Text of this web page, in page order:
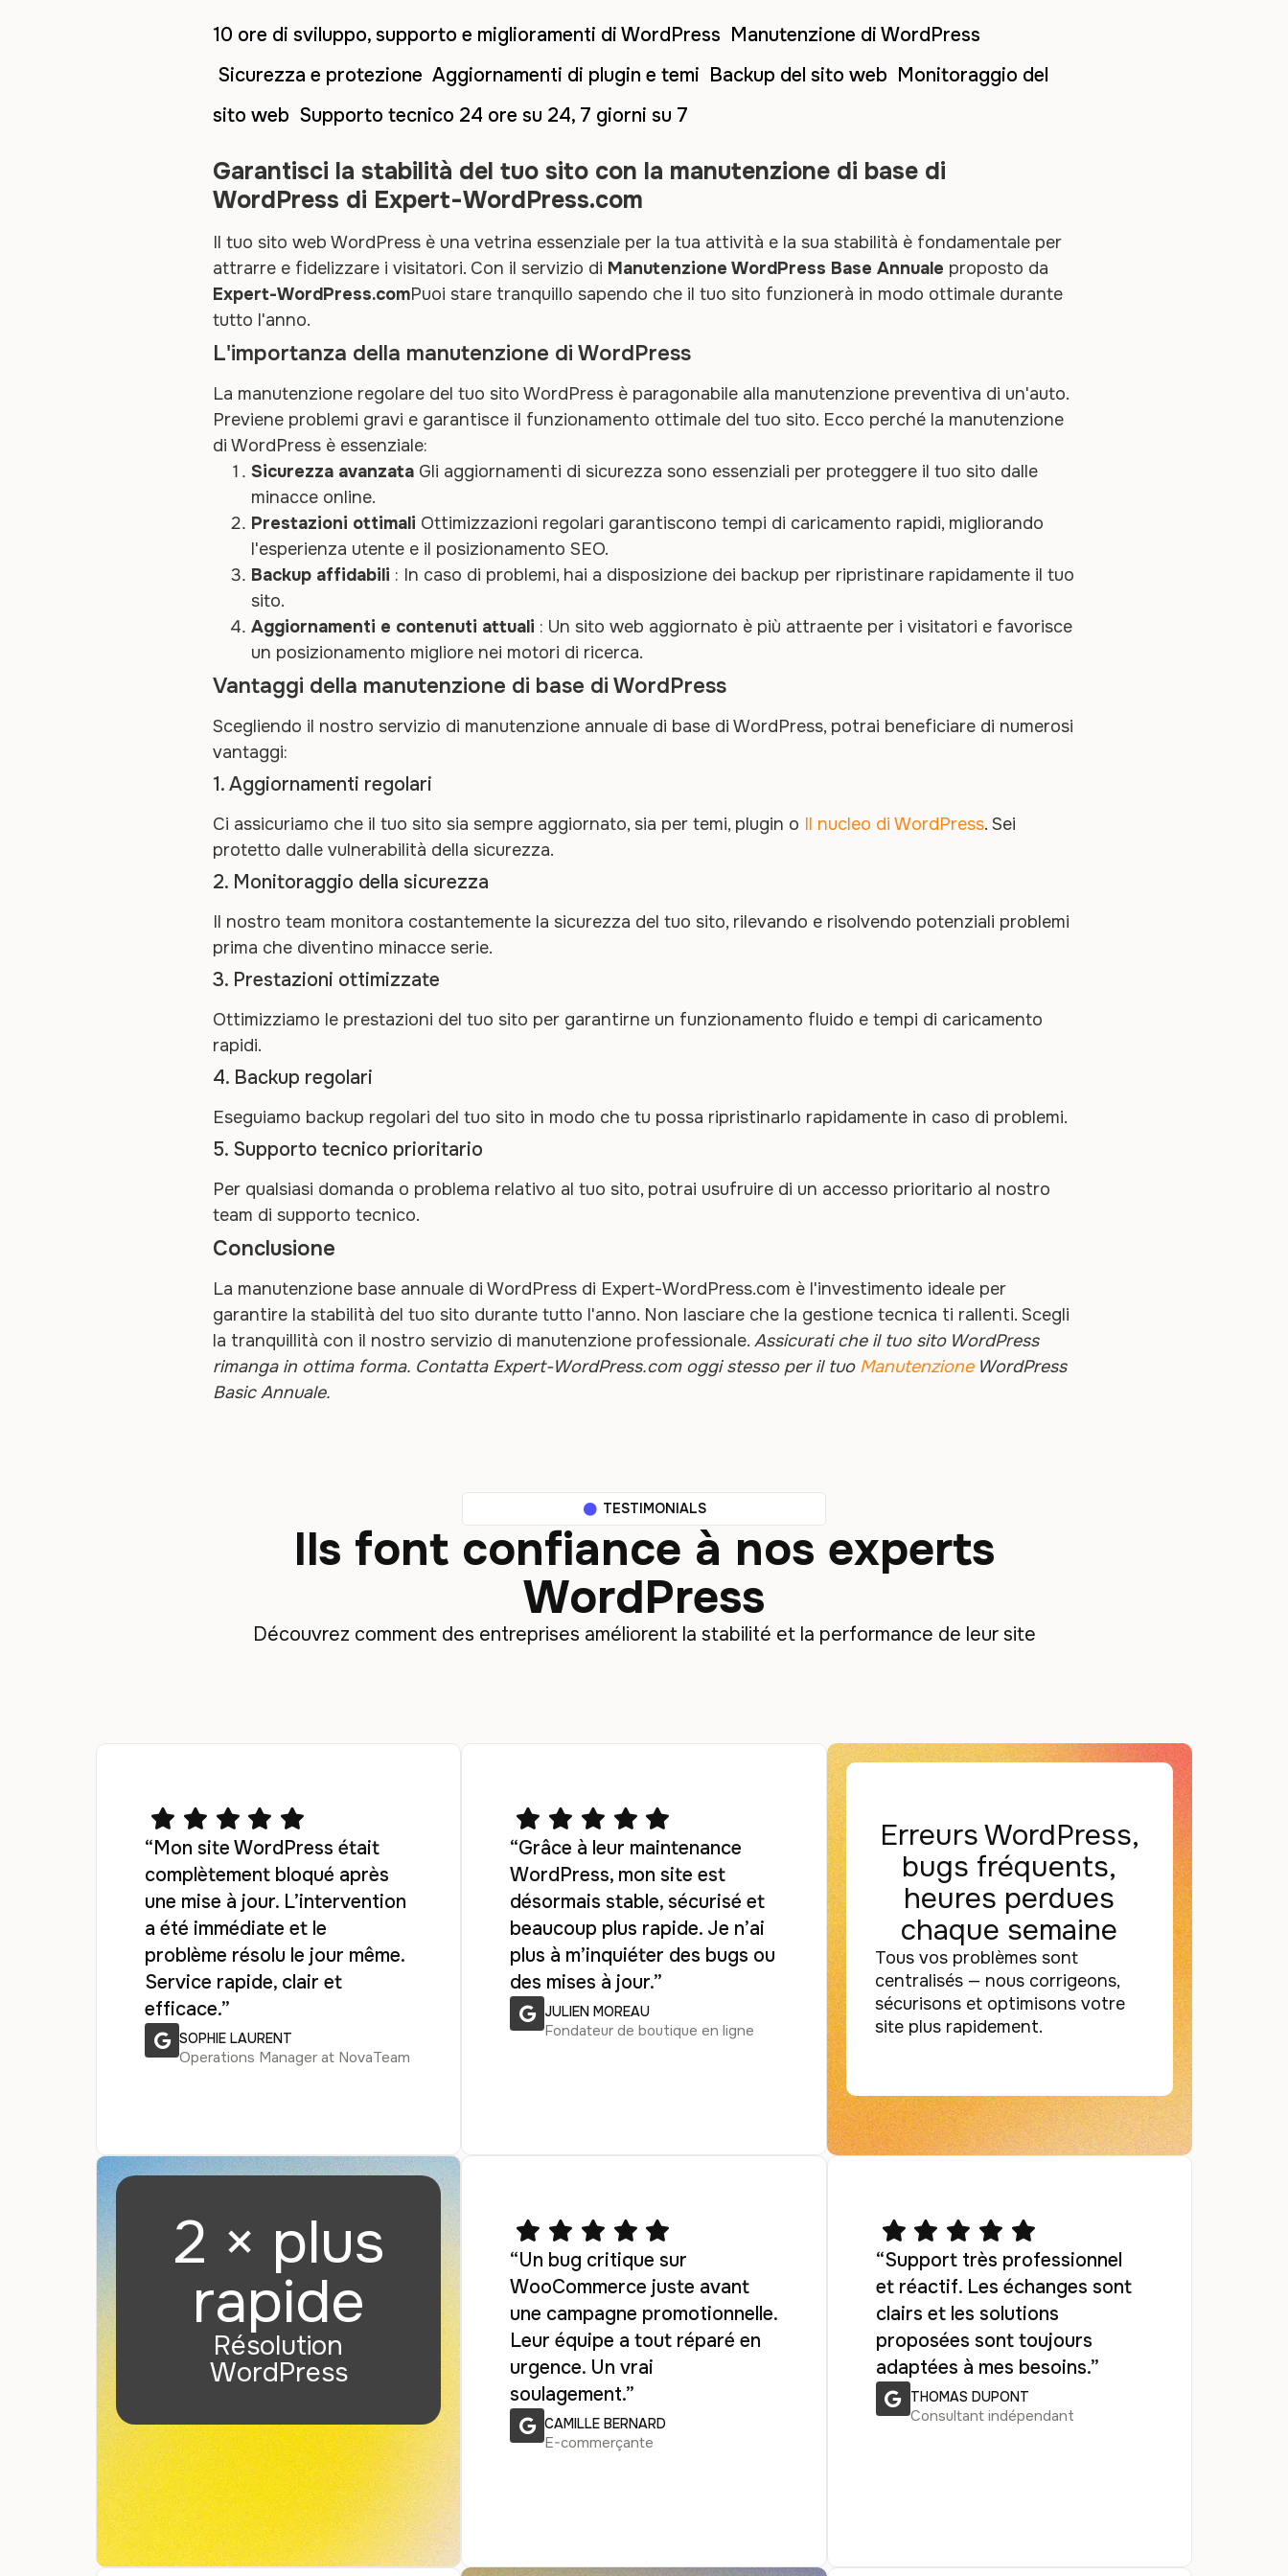
10 ore di sviluppo, supporto e miglioramenti di WordPress Manutenzione di WordPress
Sicurezza e protezione Aggiornamenti di plugin e temi Backup del sito web Monitoraggio del
sito web Supporto tecnico 24 ore su 24, 7 giorni su 7
Garantisci la stabilità del tuo sito con la manutenzione di base di
WordPress di Expert-WordPress.com
Il tuo sito web WordPress è una vetrina essenziale per la tua attività e la sua stabilità è fondamentale per
attrarre e fidelizzare i visitatori. Con il servizio di Manutenzione WordPress Base Annuale proposto da
Expert-WordPress.comPuoi stare tranquillo sapendo che il tuo sito funzionerà in modo ottimale durante
tutto l'anno.
L'importanza della manutenzione di WordPress
La manutenzione regolare del tuo sito WordPress è paragonabile alla manutenzione preventiva di un'auto.
Previene problemi gravi e garantisce il funzionamento ottimale del tuo sito. Ecco perché la manutenzione
di WordPress è essenziale:
Sicurezza avanzata Gli aggiornamenti di sicurezza sono essenziali per proteggere il tuo sito dalle
minacce online.
Prestazioni ottimali Ottimizzazioni regolari garantiscono tempi di caricamento rapidi, migliorando
l'esperienza utente e il posizionamento SEO.
Backup affidabili : In caso di problemi, hai a disposizione dei backup per ripristinare rapidamente il tuo
sito.
Aggiornamenti e contenuti attuali : Un sito web aggiornato è più attraente per i visitatori e favorisce
un posizionamento migliore nei motori di ricerca.
Vantaggi della manutenzione di base di WordPress
Scegliendo il nostro servizio di manutenzione annuale di base di WordPress, potrai beneficiare di numerosi
vantaggi:
1. Aggiornamenti regolari
Ci assicuriamo che il tuo sito sia sempre aggiornato, sia per temi, plugin o Il nucleo di WordPress. Sei
protetto dalle vulnerabilità della sicurezza.
2. Monitoraggio della sicurezza
Il nostro team monitora costantemente la sicurezza del tuo sito, rilevando e risolvendo potenziali problemi
prima che diventino minacce serie.
3. Prestazioni ottimizzate
Ottimizziamo le prestazioni del tuo sito per garantirne un funzionamento fluido e tempi di caricamento
rapidi.
4. Backup regolari
Eseguiamo backup regolari del tuo sito in modo che tu possa ripristinarlo rapidamente in caso di problemi.
5. Supporto tecnico prioritario
Per qualsiasi domanda o problema relativo al tuo sito, potrai usufruire di un accesso prioritario al nostro
team di supporto tecnico.
Conclusione
La manutenzione base annuale di WordPress di Expert-WordPress.com è l'investimento ideale per
garantire la stabilità del tuo sito durante tutto l'anno. Non lasciare che la gestione tecnica ti rallenti. Scegli
la tranquillità con il nostro servizio di manutenzione professionale. Assicurati che il tuo sito WordPress
rimanga in ottima forma. Contatta Expert-WordPress.com oggi stesso per il tuo ManutenzioneWordPress
Basic Annuale.
TESTIMONIALS
Ils font confiance à nos experts
WordPress
Découvrez comment des entreprises améliorent la stabilité et la performance de leur site
“Mon site WordPress était
complètement bloqué après
une mise à jour. L’intervention
a été immédiate et le
problème résolu le jour même.
Service rapide, clair et
efficace.”
SOPHIE LAURENT
Operations Manager at NovaTeam
“Grâce à leur maintenance
WordPress, mon site est
désormais stable, sécurisé et
beaucoup plus rapide. Je n’ai
plus à m’inquiéter des bugs ou
des mises à jour.”
JULIEN MOREAU
Fondateur de boutique en ligne
Erreurs WordPress,
bugs fréquents,
heures perdues
chaque semaine
Tous vos problèmes sont
centralisés — nous corrigeons,
sécurisons et optimisons votre
site plus rapidement.
2 × plus
rapide
Résolution
WordPress
“Un bug critique sur
WooCommerce juste avant
une campagne promotionnelle.
Leur équipe a tout réparé en
urgence. Un vrai
soulagement.”
CAMILLE BERNARD
E-commerçante
“Support très professionnel
et réactif. Les échanges sont
clairs et les solutions
proposées sont toujours
adaptées à mes besoins.”
THOMAS DUPONT
Consultant indépendant